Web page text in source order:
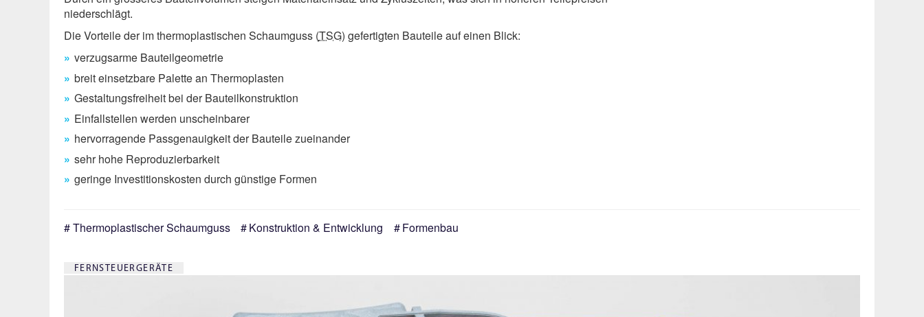
niederschlägt.
Die Vorteile der im thermoplastischen Schaumguss (TSG) gefertigten Bauteile auf einen Blick:
verzugsarme Bauteilgeometrie
breit einsetzbare Palette an Thermoplasten
Gestaltungs­freiheit bei der Bauteilkonstruktion
Einfallstellen werden unscheinbarer
hervorragende Passgenauigkeit der Bauteile zueinander
sehr hohe Reproduzierbarkeit
geringe Investitionskosten durch günstige Formen
Thermoplastischer Schaumguss Konstruktion & Entwicklung Formenbau
FERNSTEUERGERÄTE